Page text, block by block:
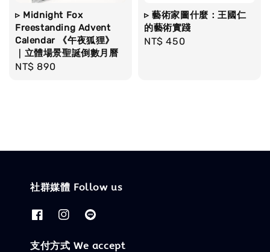
▹ Midnight Fox
Freestanding Advent
Calendar 《午夜狐狸》
｜立體場景聖誕倒數月曆
Regular
NT$ 890
▹ 藝術家圖什麼：王國仁
的藝術實踐
Regular
NT$ 450
社群媒體 Follow us
支付方式 We accept